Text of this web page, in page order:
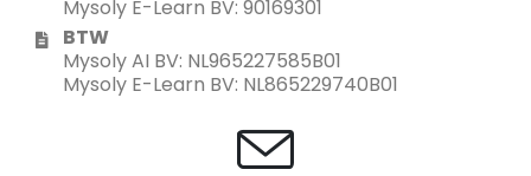
Mysoly E-Learn BV: 90169301
BTW
Mysoly AI BV: NL965227585B01
Mysoly E-Learn BV: NL865229740B01